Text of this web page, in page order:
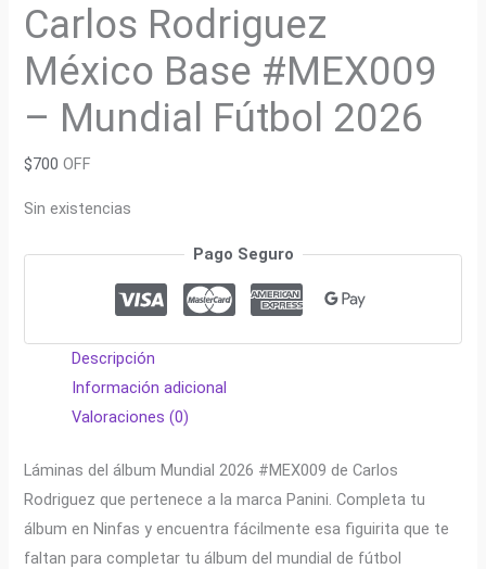
Carlos Rodriguez
México Base #MEX009
– Mundial Fútbol 2026
$700 OFF
Sin existencias
Pago Seguro
Descripción
Información adicional
Valoraciones (0)
Láminas del álbum Mundial 2026 #MEX009 de Carlos
Rodriguez que pertenece a la marca Panini. Completa tu
álbum en Ninfas y encuentra fácilmente esa figuirita que te
faltan para completar tu álbum del mundial de fútbol